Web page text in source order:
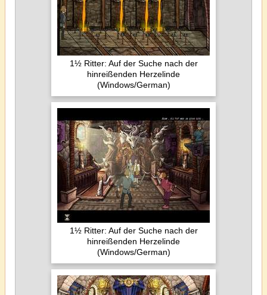
1½ Ritter: Auf der Suche nach der
hinreißenden Herzelinde
(Windows/German)
1½ Ritter: Auf der Suche nach der
hinreißenden Herzelinde
(Windows/German)